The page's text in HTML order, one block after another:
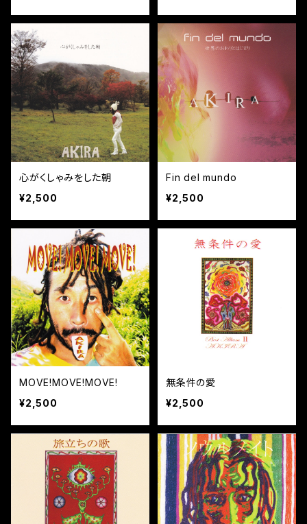
心がくしゃみをした朝
¥2,500
Fin del mundo
¥2,500
MOVE!MOVE!MOVE!
¥2,500
無条件の愛
¥2,500